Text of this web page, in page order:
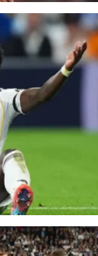
pour
son groupe
pour le